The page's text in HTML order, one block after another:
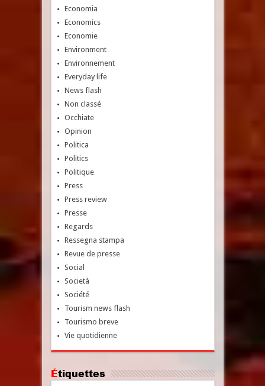
Economia
Economics
Economie
Environment
Environnement
Everyday life
News flash
Non classé
Occhiate
Opinion
Politica
Politics
Politique
Press
Press review
Presse
Regards
Ressegna stampa
Revue de presse
Social
Società
Société
Tourism news flash
Tourismo breve
Vie quotidienne
Étiquettes